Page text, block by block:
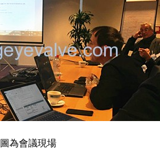
圖為會議現場